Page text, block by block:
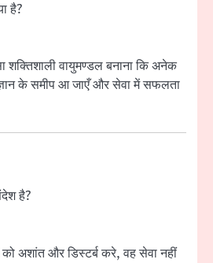
है?
शक्तिशाली वायुमण्डल बनाना कि अनेक
के समीप आ जाएँ और सेवा में सफलता
है?
अशांत और डिस्टर्ब करे, वह सेवा नहीं